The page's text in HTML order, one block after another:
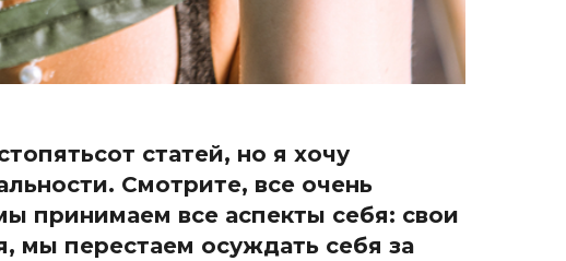
статей, но я хочу
Смотрите, все очень
принимаем все аспекты себя: свои
мы перестаем осуждать себя за